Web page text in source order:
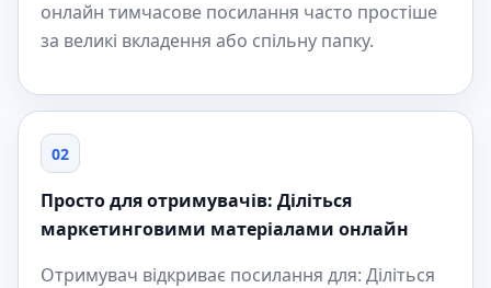
онлайн тимчасове посилання часто простіше
за великі вкладення або спільну папку.
02
Просто для отримувачів: Діліться
маркетинговими матеріалами онлайн
Отримувач відкриває посилання для: Діліться